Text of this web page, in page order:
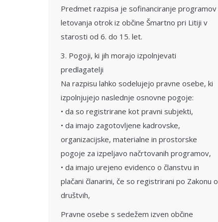
Predmet razpisa je sofinanciranje programov
letovanja otrok iz občine Šmartno pri Litiji v
starosti od 6. do 15. let.
3. Pogoji, ki jih morajo izpolnjevati
predlagatelji
Na razpisu lahko sodelujejo pravne osebe, ki
izpolnjujejo naslednje osnovne pogoje:
• da so registrirane kot pravni subjekti,
• da imajo zagotovljene kadrovske,
organizacijske, materialne in prostorske
pogoje za izpeljavo načrtovanih programov,
• da imajo urejeno evidenco o članstvu in
plačani članarini, če so registrirani po Zakonu o
društvih,
Pravne osebe s sedežem izven občine